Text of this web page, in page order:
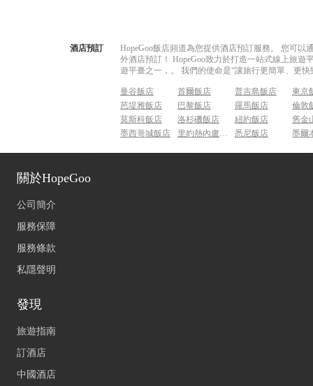
酒店預訂
HopeGoo飯店頻道為您提供酒店預訂服務。 您可
外酒店預訂！ HopeGoo致力於打造一站式線上旅
遊平臺之一，。 我們的使命是“讓旅行更簡單、更
曼谷飯店 首爾飯店 普吉島飯店
東京
芭堤雅飯店
巴黎飯店 羅馬飯店
倫敦
莫斯科飯店
洛杉磯飯店 紐約飯店
舊金
墨西哥城飯店
里約熱內盧飯店 悉尼飯店 墨爾
關於HopeGoo
公司簡介
服務保障
服務條款
私隱聲明
發現
旅遊指南
訂酒店
中國酒店